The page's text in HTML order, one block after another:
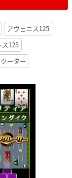
アヴェニス125
ス125
ーター